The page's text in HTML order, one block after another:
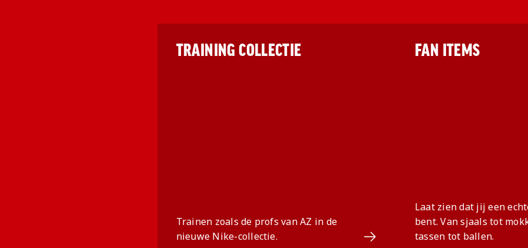
TRAINING COLLECTIE
Trainen zoals de profs van AZ in de
nieuwe Nike-collectie.
Ga naar Training collectie
FAN ITEMS
Laat zien dat jij een
bent. Van sjaals tot
tassen tot ballen.